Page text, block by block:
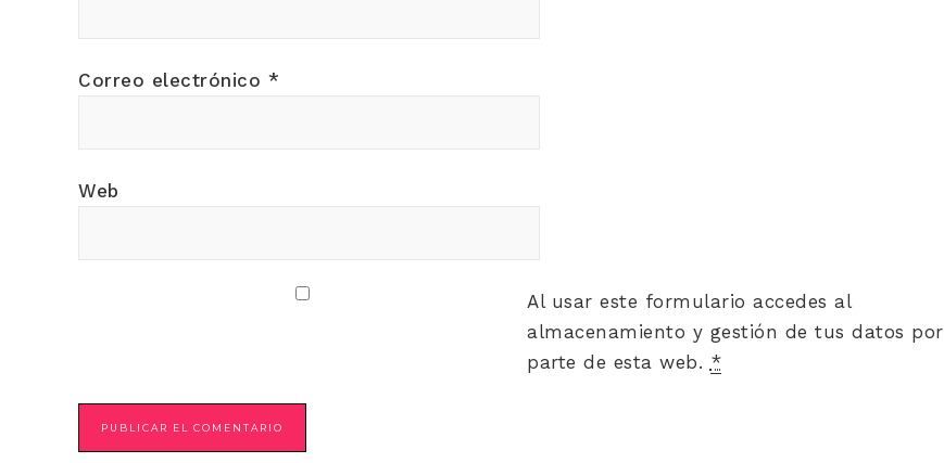
Correo electrónico *
Web
Al usar este formulario accedes al
almacenamiento y gestión de tus datos por
parte de esta web. *